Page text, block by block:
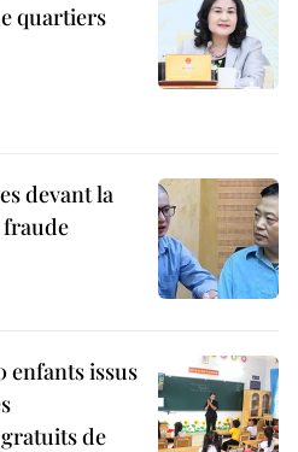
quartiers
devant la
fraude
enfants issus
de